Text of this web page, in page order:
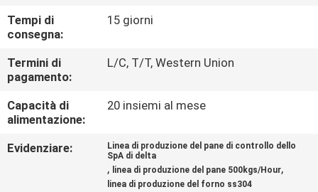
CONTROLLO
DELLA
QUALITÀ
CONTATTACI
NOTIZIE
Tempi di
consegna:
15 giorni
Termini di
pagamento:
L/C, T/T, Western Union
Capacità di
alimentazione:
20 insiemi al mese
Evidenziare:
Linea di produzione del pane di controllo dello
SpA di delta
, linea di produzione del pane 500kgs/Hour,
linea di produzione del forno ss304